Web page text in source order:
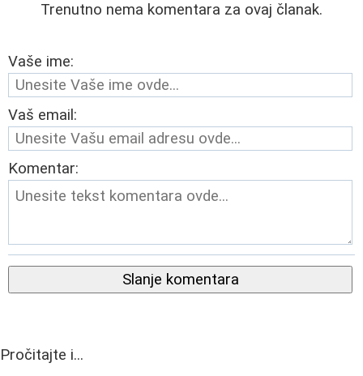
Trenutno nema komentara za ovaj članak.
Vaše ime:
Vaš email:
Komentar:
Slanje komentara
Pročitajte i...